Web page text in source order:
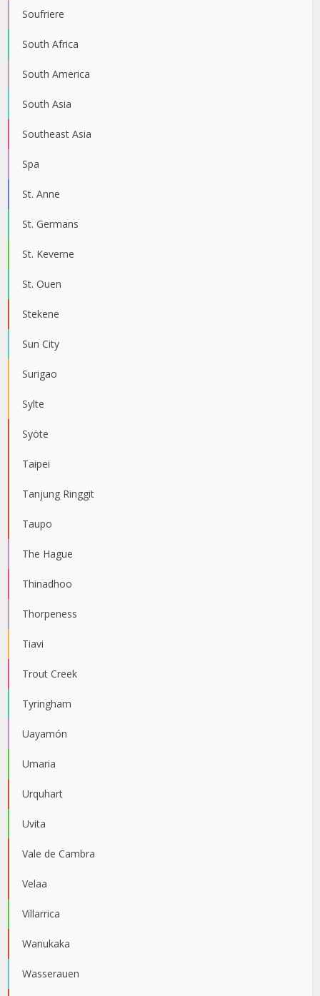
Soufriere
South Africa
South America
South Asia
Southeast Asia
Spa
St. Anne
St. Germans
St. Keverne
St. Ouen
Stekene
Sun City
Surigao
Sylte
Syöte
Taipei
Tanjung Ringgit
Taupo
The Hague
Thinadhoo
Thorpeness
Tiavi
Trout Creek
Tyringham
Uayamón
Umaria
Urquhart
Uvita
Vale de Cambra
Velaa
Villarrica
Wanukaka
Wasserauen